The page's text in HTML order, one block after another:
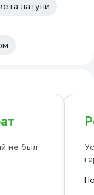
латуни
не был